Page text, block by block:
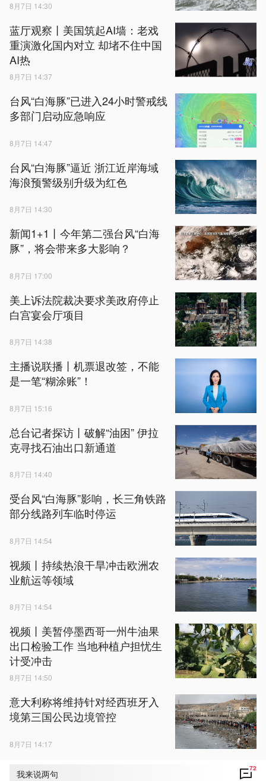
我来说两句 72
8月7日 14:30
蓝厅观察丨美国筑起AI墙：老戏
重演激化国内对立 却堵不住中国
AI热
8月7日 14:37
台风“白海豚”已进入24小时警戒线
多部门启动应急响应
8月7日 14:47
台风“白海豚”逼近 浙江近岸海域
海浪预警级别升级为红色
8月7日 14:30
新闻1+1丨今年第二强台风“白海
豚”，将会带来多大影响？
8月7日 17:00
美上诉法院裁决要求美政府停止
白宫宴会厅项目
8月7日 14:38
主播说联播丨机票退改签，不能
是一笔“糊涂账”！
8月7日 15:16
总台记者探访丨破解“油困” 伊拉
克寻找石油出口新通道
8月7日 14:40
受台风“白海豚”影响，长三角铁路
部分线路列车临时停运
8月7日 14:54
视频丨持续热浪干旱冲击欧洲农
业航运等领域
8月7日 14:54
视频丨美暂停墨西哥一州牛油果
出口检验工作 当地种植户担忧生
计受冲击
8月7日 14:50
意大利称将维持针对经西班牙入
境第三国公民边境管控
8月7日 14:17